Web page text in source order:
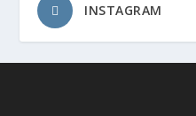
INSTAGRAM